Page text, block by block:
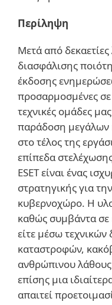
Περίληψη
Μετά από δεκαετίες
διασφάλισης
έκδοσης
προσαρμοσμένες
τεχνικές ομάδες
παράδοση μεγάλων
στο τέλος της
επίπεδα
ESET είναι ένας
στρατηγικής για
κυβερνοχώρο. Η
καθώς συμβάντα
είτε μέσω
καταστροφών,
ανθρώπινου
επίσης μια
απαιτεί